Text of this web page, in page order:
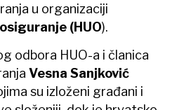
u organizaciji
(HUO).
odbora HUO-a i članica
Vesna Sanjković
su izloženi građani i